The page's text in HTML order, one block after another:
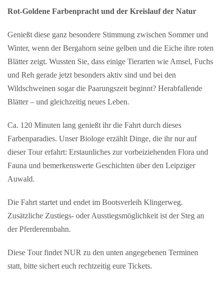
Rot-Goldene Farbenpracht und der Kreislauf der Natur
Genießt diese ganz besondere Stimmung zwischen Sommer und
Winter, wenn der Bergahorn seine gelben und die Eiche ihre roten
Blätter zeigt. Wussten Sie, dass einige Tierarten wie Amsel, Fuchs
und Reh gerade jetzt besonders aktiv sind und bei den
Wildschweinen sogar die Paarungszeit beginnt? Herabfallende
Blätter – und gleichzeitig neues Leben.
Ca. 120 Minuten lang genießt ihr die Fahrt durch dieses
Farbenparadies. Unser Biologe erzählt Dinge, die ihr nur auf
dieser Tour erfahrt: Erstaunliches zur vorbeiziehenden Flora und
Fauna und bemerkenswerte Geschichten über den Leipziger
Auwald.
Die Fahrt startet und endet im Bootsverleih Klingerweg.
Zusätzliche Zustiegs- oder Ausstiegsmöglichkeit ist der Steg an
der Pferderennbahn.
Diese Tour findet NUR zu den unten angegebenen Terminen
statt, bitte sichert euch rechtzeitig eure Tickets.